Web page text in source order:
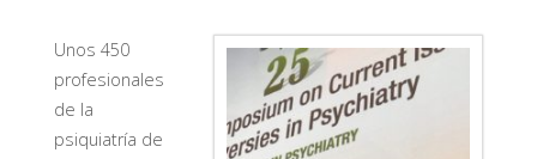
Unos 450
profesionales
de la
psiquiatría de